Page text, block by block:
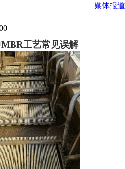
媒体报道
MBR工艺常见误解